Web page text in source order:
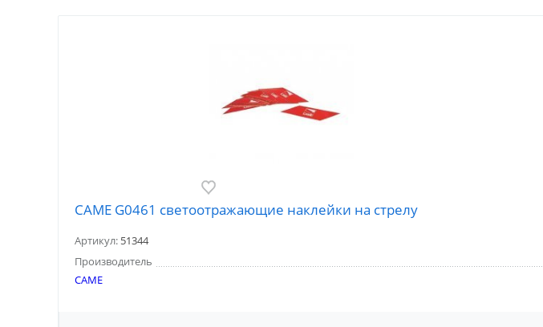
CAME G0461 светоотражающие наклейки на стрелу
Артикул: 51344
Производитель
CAME